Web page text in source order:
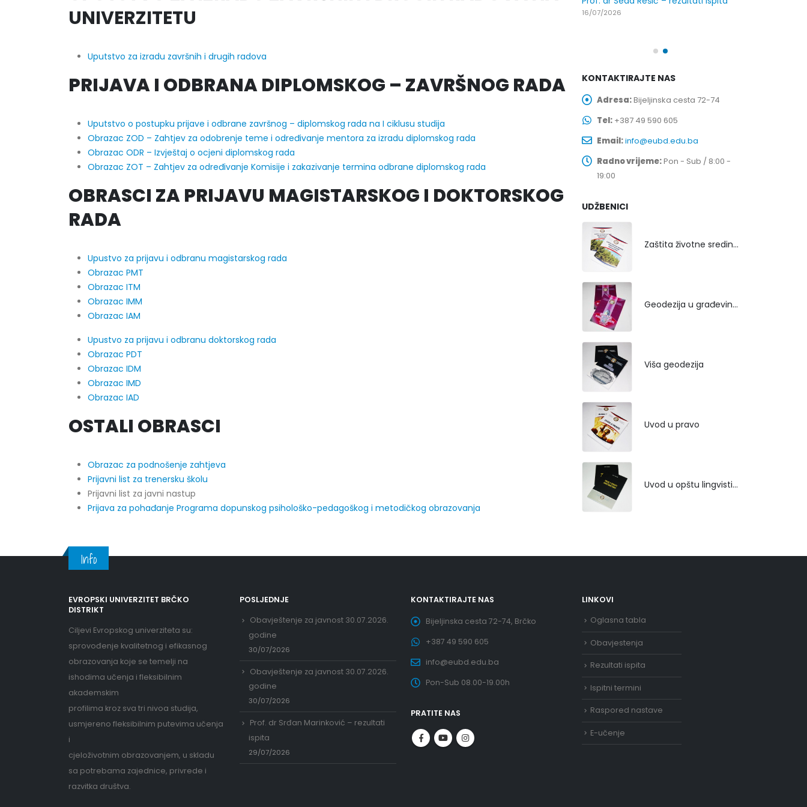
UNIVERZITETU
Uputstvo za izradu završnih i drugih radova
PRIJAVA I ODBRANA DIPLOMSKOG – ZAVRŠNOG RADA
Uputstvo o postupku prijave i odbrane završnog – diplomskog rada na I ciklusu studija
Obrazac ZOD – Zahtjev za odobrenje teme i određivanje mentora za izradu diplomskog rada
Obrazac ODR – Izvještaj o ocjeni diplomskog rada
Obrazac ZOT – Zahtjev za određivanje Komisije i zakazivanje termina odbrane diplomskog rada
OBRASCI ZA PRIJAVU MAGISTARSKOG I DOKTORSKOG
RADA
Upustvo za prijavu i odbranu magistarskog rada
Obrazac PMT
Obrazac ITM
Obrazac IMM
Obrazac IAM
Upustvo za prijavu i odbranu doktorskog rada
Obrazac PDT
Obrazac IDM
Obrazac IMD
Obrazac IAD
OSTALI OBRASCI
Obrazac za podnošenje zahtjeva
Prijavni list za trenersku školu
Prijavni list za javni nastup
Prijava za pohađanje Programa dopunskog psihološko-pedagoškog i metodičkog obrazovanja
Prof. dr Dario Galić – rezultati ispita
24/07/2026
16/07/2026
KONTAKTIRAJTE NAS
Adresa:Bijeljinska cesta 72-74
Tel: +387 49 590 605
Email:info@eubd.edu.ba
Radno vrijeme:Pon - Sub / 8:00 -
19:00
UDŽBENICI
Zaštita životne sredine rekultivacijom odlagališta
Geodezija u građevinarstvu
Viša geodezija
Uvod u pravo
Uvod u opštu lingvistiku
Info
EVROPSKI UNIVERZITET BRČKO
DISTRIKT
Ciljevi Evropskog univerziteta su:
sprovođenje kvalitetnog i efikasnog
obrazovanja koje se temelji na
ishodima učenja i fleksibilnim
akademskim
profilima kroz sva tri nivoa studija,
usmjereno fleksibilnim putevima učenja
i
cjeloživotnim obrazovanjem, u skladu
sa potrebama zajednice, privrede i
razvitka društva.
POSLJEDNJE
Obavještenje za javnost 30.07.2026.
godine
30/07/2026
Obavještenje za javnost 30.07.2026.
godine
30/07/2026
Prof. dr Srđan Marinković – rezultati
ispita
29/07/2026
KONTAKTIRAJTE NAS
Bijeljinska cesta 72-74, Brčko
+387 49 590 605
info@eubd.edu.ba
Pon-Sub 08.00-19.00h
PRATITE NAS
LINKOVI
Oglasna tabla
Obavjestenja
Rezultati ispita
Ispitni termini
Raspored nastave
E-učenje